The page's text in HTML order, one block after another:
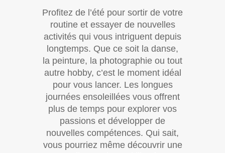
Profitez de l’été pour sortir de votre
routine et essayer de nouvelles
activités qui vous intriguent depuis
longtemps. Que ce soit la danse,
la peinture, la photographie ou tout
autre hobby, c’est le moment idéal
pour vous lancer. Les longues
journées ensoleillées vous offrent
plus de temps pour explorer vos
passions et développer de
nouvelles compétences. Qui sait,
vous pourriez même découvrir une